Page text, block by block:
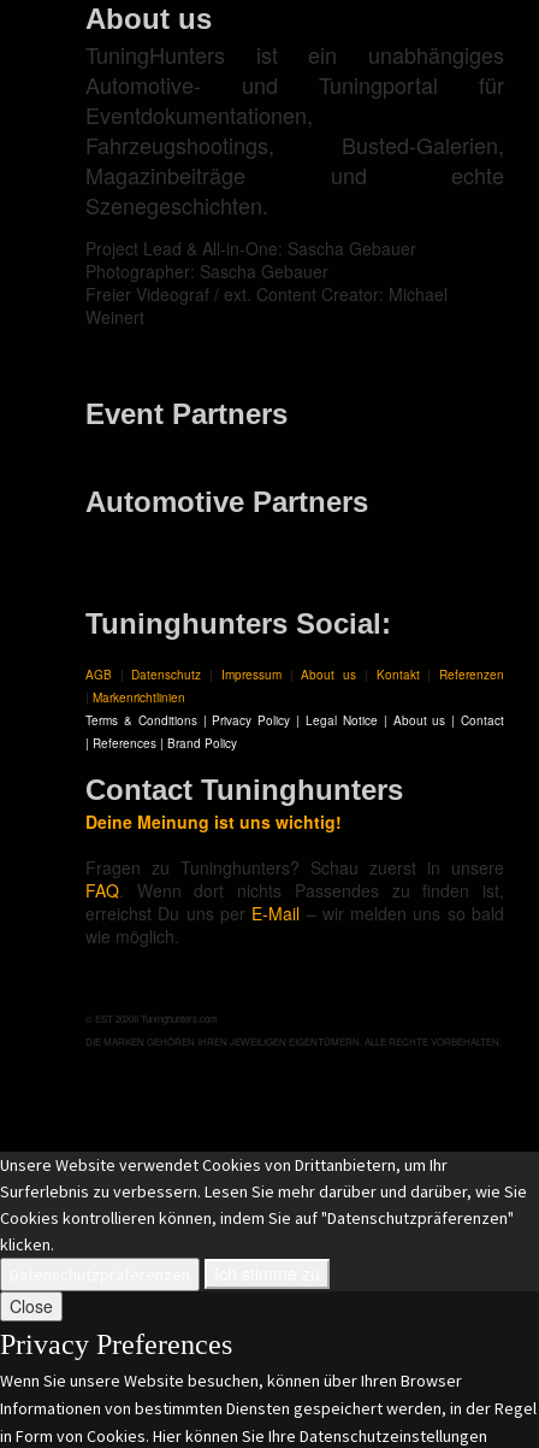
About us
TuningHunters ist ein unabhängiges
Automotive- und Tuningportal für
Eventdokumentationen,
Fahrzeugshootings, Busted-Galerien,
Magazinbeiträge und echte
Szenegeschichten.
Project Lead & All-in-One: Sascha Gebauer
Photographer: Sascha Gebauer
Freier Videograf / ext. Content Creator: Michael
Weinert
Event Partners
Automotive Partners
Tuninghunters Social:
AGB |Datenschutz | Impressum|About us | Kontakt| Referenzen
| Markenrichtlinien
Terms & Conditions| Privacy Policy | Legal Notice| About us |Contact
| References | Brand Policy
Contact Tuninghunters
Deine Meinung ist uns wichtig!
Fragen zu Tuninghunters? Schau zuerst in unsere
FAQ . Wenn dort nichts Passendes zu finden ist,
erreichst Du uns per E-Mail – wir melden uns so bald
wie möglich.
© EST 20XIII Tuninghunters.com
DIE MARKEN GEHÖREN IHREN JEWEILIGEN EIGENTÜMERN. ALLE RECHTE VORBEHALTEN.
Unsere Website verwendet Cookies von Drittanbietern, um Ihr
Surferlebnis zu verbessern. Lesen Sie mehr darüber und darüber, wie Sie
Cookies kontrollieren können, indem Sie auf "Datenschutzpräferenzen"
klicken.
Close
Privacy Preferences
Wenn Sie unsere Website besuchen, können über Ihren Browser
Informationen von bestimmten Diensten gespeichert werden, in der Regel
in Form von Cookies. Hier können Sie Ihre Datenschutzeinstellungen